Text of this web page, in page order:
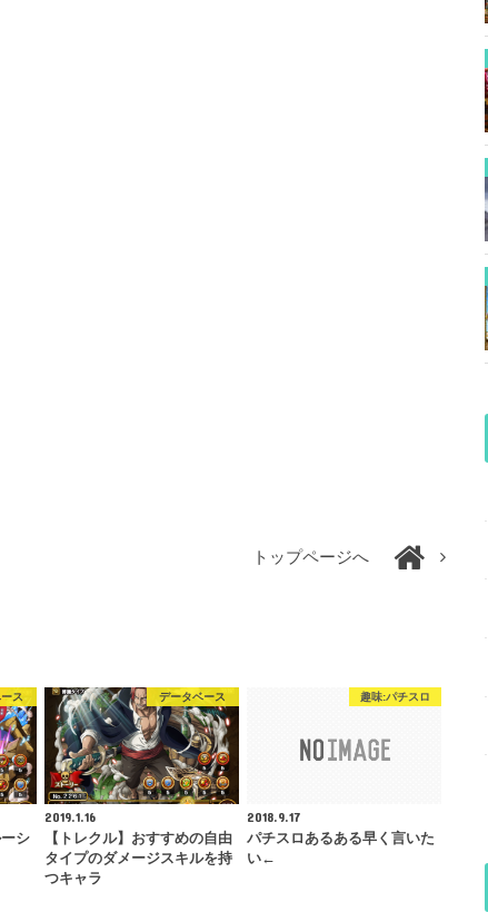
トップページへ
ス
シ
データベース
2019.1.16
【トレクル】おすすめの自由
タイプのダメージスキルを持
つキャラ
趣味:パチスロ
2018.9.17
パチスロあるある早く言いた
い←